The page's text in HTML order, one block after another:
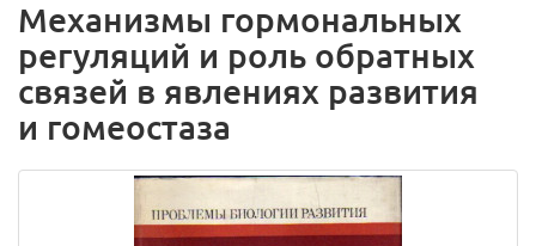
Механизмы гормональных
регуляций и роль обратных
связей в явлениях развития
и гомеостаза